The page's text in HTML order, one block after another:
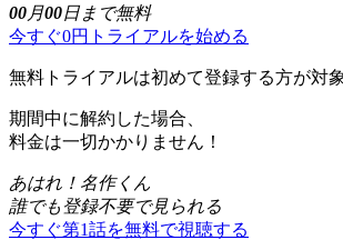
00月00日まで無料
今すぐ0円トライアルを始める
無料トライアルは初めて登録する方が対
期間中に解約した場合、
料金は一切かかりません！
あはれ！名作くん
誰でも登録不要で見られる
今すぐ第1話を無料で視聴する